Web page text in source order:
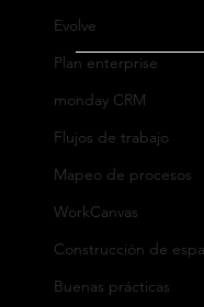
Evolve
Plan enterprise
monday CRM
Flujos de trabajo
Mapeo de procesos
WorkCanvas
Construcción de
Buenas prácticas
La clave
Dirección
Oficina México
Ricardo Castro
Tel: +52 (55) 5662